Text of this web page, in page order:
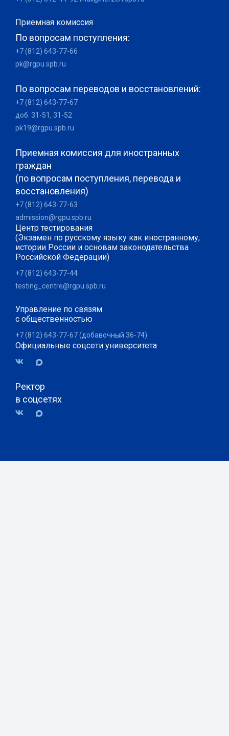
Приемная комиссия
По вопросам поступления:
+7 (812) 643-77-66
pk@rgpu.spb.ru
По вопросам переводов и восстановлений:
+7 (812) 643-77-67
доб. 31-51, 31-52
pk19@rgpu.spb.ru
Приемная комиссия для иностранных
граждан
(по вопросам поступления, перевода и
восстановления)
+7 (812) 643-77-63
admission@rgpu.spb.ru
Центр тестирования
(Экзамен по русскому языку как иностранному,
истории России и основам законодательства
Российской Федерации)
+7 (812) 643-77-44
testing_centre@rgpu.spb.ru
Управление по связям
с общественностью
+7 (812) 643-77-67 (добавочный 36-74)
Официальные соцсети университета
Ректор
в соцсетях